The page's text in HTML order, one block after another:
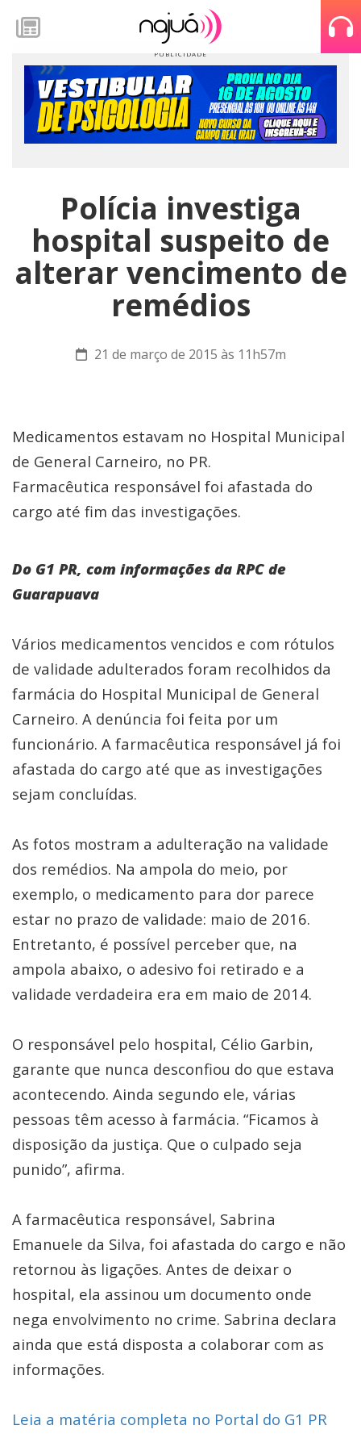
Polícia investiga
hospital suspeito de
alterar vencimento de
remédios
21 de março de 2015 às 11h57m
Medicamentos estavam no Hospital Municipal
de General Carneiro, no PR.
Farmacêutica responsável foi afastada do
cargo até fim das investigações.
Do G1 PR, com informações da RPC de
Guarapuava
Vários medicamentos vencidos e com rótulos
de validade adulterados foram recolhidos da
farmácia do Hospital Municipal de General
Carneiro. A denúncia foi feita por um
funcionário. A farmacêutica responsável já foi
afastada do cargo até que as investigações
sejam concluídas.
As fotos mostram a adulteração na validade
dos remédios. Na ampola do meio, por
exemplo, o medicamento para dor parece
estar no prazo de validade: maio de 2016.
Entretanto, é possível perceber que, na
ampola abaixo, o adesivo foi retirado e a
validade verdadeira era em maio de 2014.
O responsável pelo hospital, Célio Garbin,
garante que nunca desconfiou do que estava
acontecendo. Ainda segundo ele, várias
pessoas têm acesso à farmácia. “Ficamos à
disposição da justiça. Que o culpado seja
punido”, afirma.
A farmacêutica responsável, Sabrina
Emanuele da Silva, foi afastada do cargo e não
retornou às ligações. Antes de deixar o
hospital, ela assinou um documento onde
nega envolvimento no crime. Sabrina declara
ainda que está disposta a colaborar com as
informações.
Leia a matéria completa no Portal do G1 PR